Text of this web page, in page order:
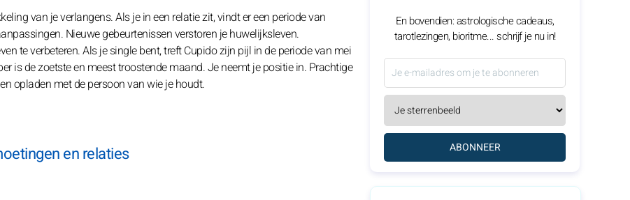
van je verlangens. Als je in een relatie zit, vindt er een periode van
Nieuwe gebeurtenissen verstoren je huwelijksleven.
te verbeteren. Als je single bent, treft Cupido zijn pijl in de periode van mei
is de zoetste en meest troostende maand. Je neemt je positie in. Prachtige
opladen met de persoon van wie je houdt.
en relaties
En bovendien: astrologische cadeaus,
tarotlezingen, bioritme... schrijf je nu in!
ABONNEER